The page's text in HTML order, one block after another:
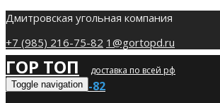
Дмитровская угольная компания
+7 (985) 216-75-82 1@gortopd.ru
ГОР ТОП доставка по всей рф
+7 (985) 216-75-82
Toggle navigation